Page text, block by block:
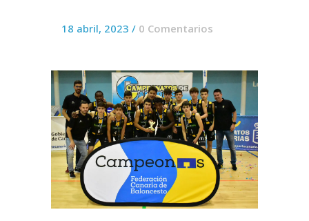
18 abril, 2023 / 0 Comentarios